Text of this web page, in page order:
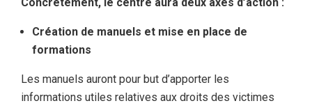
Création de manuels et mise en place de
formations
Les manuels auront pour but d’apporter les
informations utiles relatives aux droits des victimes